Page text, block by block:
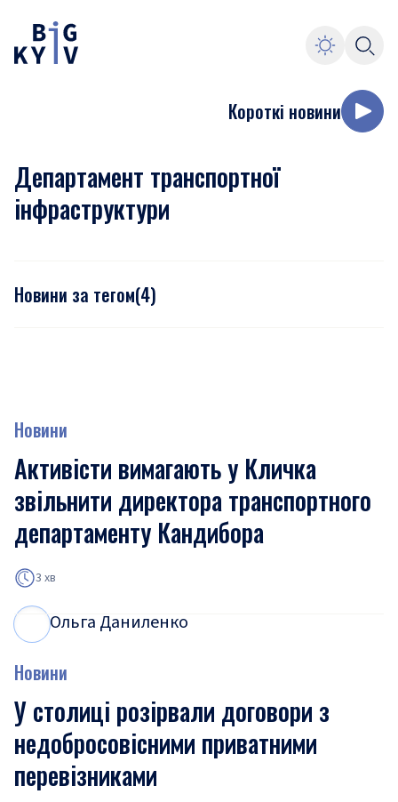
Короткі новини
Департамент транспортної
інфраструктури
Новини за тегом(4)
Новини
Активісти вимагають у Кличка
звільнити директора транспортного
департаменту Кандибора
3 хв
Ольга Даниленко
Новини
У столиці розірвали договори з
недобросовісними приватними
перевізниками